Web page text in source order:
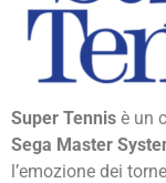
Super Tennis è un
Sega Master
l’emozione dei